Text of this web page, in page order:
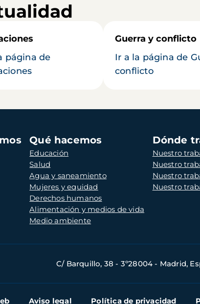
página de
Guerra y conflicto
Ir a la página de
conflicto
Qué hacemos
Educación
Salud
Agua y saneamiento
Mujeres y equidad
Derechos humanos
Alimentación y medios de vida
Medio ambiente
Dónde
Nuestro
Nuestro
Nuestro
Nuestro
C/ Barquillo, 38 - 3º28004 - Madrid,
Aviso legal Política de privacidad